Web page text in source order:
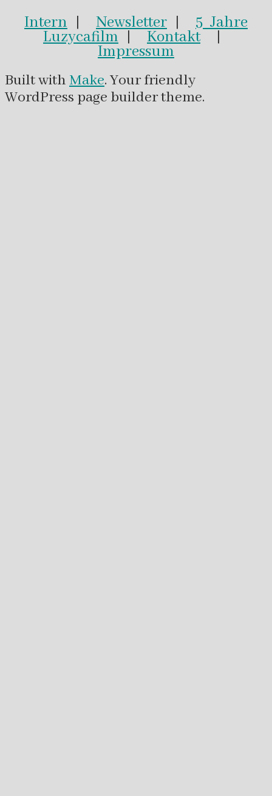
Intern | Newsletter | 5 Jahre
Luzycafilm | Kontakt|
Impressum
Built with Make. Your friendly
WordPress page builder theme.